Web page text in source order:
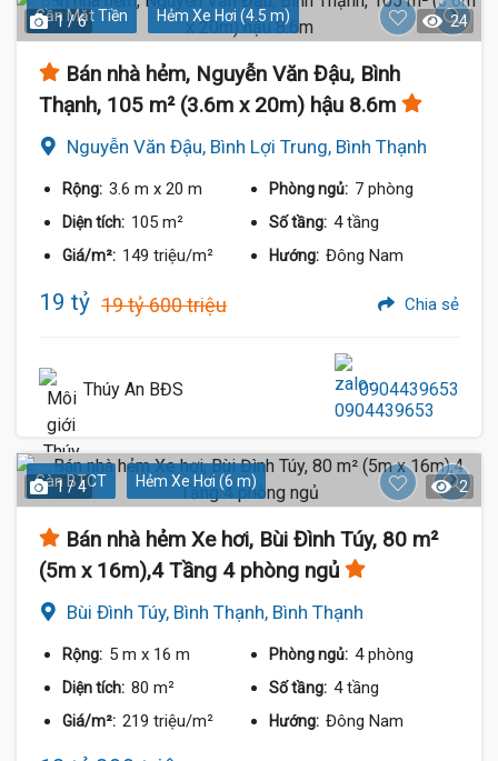
Gần Mặt Tiền Hẻm Xe Hơi (4.5 m)
1 / 6 24
Bán nhà hẻm, Nguyễn Văn Đậu, Bình
Thạnh, 105 m² (3.6m x 20m) hậu 8.6m
Nguyễn Văn Đậu, Bình Lợi Trung, Bình Thạnh
Rộng: 3.6 m x 20 m Phòng ngủ: 7 phòng
Diện tích: 105 m² Số tầng: 4 tầng
Giá/m²: 149 triệu/m² Hướng: Đông Nam
19 tỷ 19 tỷ 600 triệu Chia sẻ
Thúy An BĐS 0904439653
Sàn BTCT Hẻm Xe Hơi (6 m)
1 / 4 2
Bán nhà hẻm Xe hơi, Bùi Đình Túy, 80 m²
(5m x 16m),4 Tầng 4 phòng ngủ
Bùi Đình Túy, Bình Thạnh, Bình Thạnh
Rộng: 5 m x 16 m Phòng ngủ: 4 phòng
Diện tích: 80 m² Số tầng: 4 tầng
Giá/m²: 219 triệu/m² Hướng: Đông Nam